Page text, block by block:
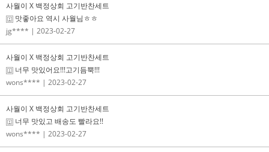
사월이 X 백정상회 고기반찬세트
맛좋아요 역시 사월님ㅎㅎ
jg**** | 2023-02-27
사월이 X 백정상회 고기반찬세트
너무 맛있어요!!!고기듬뿍!!!
wons**** | 2023-02-27
사월이 X 백정상회 고기반찬세트
너무 맛있고 배송도 빨라요!!
wons**** | 2023-02-27